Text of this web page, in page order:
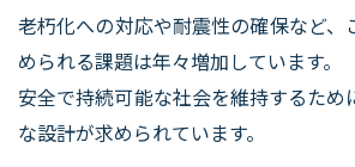
老朽化への対応や耐震性の確保など、
められる課題は年々増加しています。
安全で持続可能な社会を維持するため
な設計が求められています。